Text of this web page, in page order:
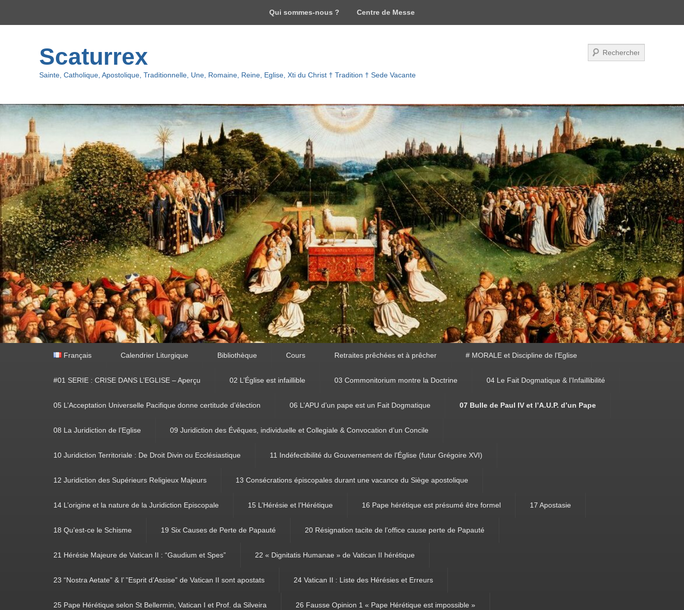
haut
Qui sommes-nous ? Centre de Messe
Scaturrex
Sainte, Catholique, Apostolique, Traditionnelle, Une, Romaine, Reine, Eglise, Xti du Christ † Tradition † Sede Vacante
Recherche
Français Calendrier Liturgique Bibliothèque Cours Retraites prêchées et à prêcher # MORALE et Discipline de l’Eglise
#01 SERIE : CRISE DANS L’EGLISE – Aperçu 02 L’Église est infaillible 03 Commonitorium montre la Doctrine 04 Le Fait Dogmatique & l’Infaillibilité
05 L’Acceptation Universelle Pacifique donne certitude d’élection 06 L’APU d’un pape est un Fait Dogmatique 07 Bulle de Paul IV et l’A.U.P. d’un Pape
08 La Juridiction de l’Eglise 09 Juridiction des Évêques, individuelle et Collegiale & Convocation d’un Concile
10 Juridiction Territoriale : De Droit Divin ou Ecclésiastique 11 Indéfectibilité du Gouvernement de l’Église (futur Grégoire XVI)
12 Juridiction des Supérieurs Religieux Majeurs 13 Consécrations épiscopales durant une vacance du Siège apostolique
14 L’origine et la nature de la Juridiction Episcopale 15 L’Hérésie et l’Hérétique 16 Pape hérétique est présumé être formel 17 Apostasie
18 Qu’est-ce le Schisme 19 Six Causes de Perte de Papauté 20 Résignation tacite de l’office cause perte de Papauté
21 Hérésie Majeure de Vatican II : “Gaudium et Spes” 22 « Dignitatis Humanae » de Vatican II hérétique
23 “Nostra Aetate” & l’ ”Esprit d’Assise” de Vatican II sont apostats 24 Vatican II : Liste des Hérésies et Erreurs
25 Pape Hérétique selon St Bellermin, Vatican I et Prof. da Silveira 26 Fausse Opinion 1 « Pape Hérétique est impossible »